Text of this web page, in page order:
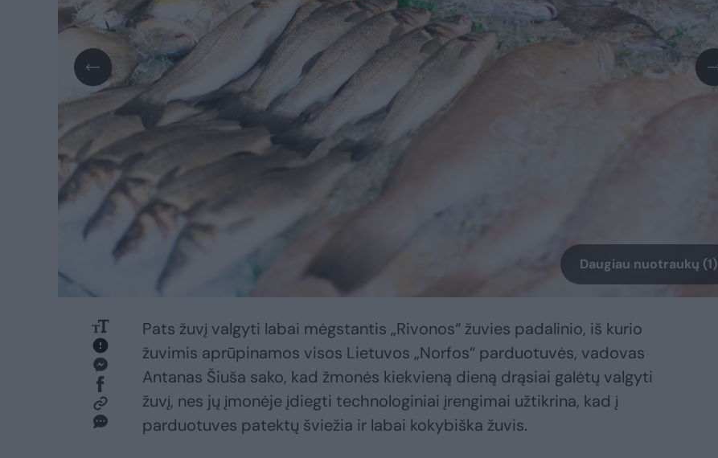
Daugiau nuotraukų (1)
Pats žuvį valgyti labai mėgstantis „Rivonos“ žuvies padalinio, iš kurio
žuvimis aprūpinamos visos Lietuvos „Norfos“ parduotuvės, vadovas
Antanas Šiuša sako, kad žmonės kiekvieną dieną drąsiai galėtų valgyti
žuvį, nes jų įmonėje įdiegti technologiniai įrengimai užtikrina, kad į
parduotuves patektų šviežia ir labai kokybiška žuvis.